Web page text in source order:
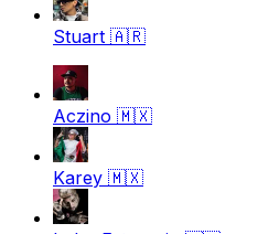
Stuart 🇦🇷
Aczino 🇲🇽
Karey 🇲🇽